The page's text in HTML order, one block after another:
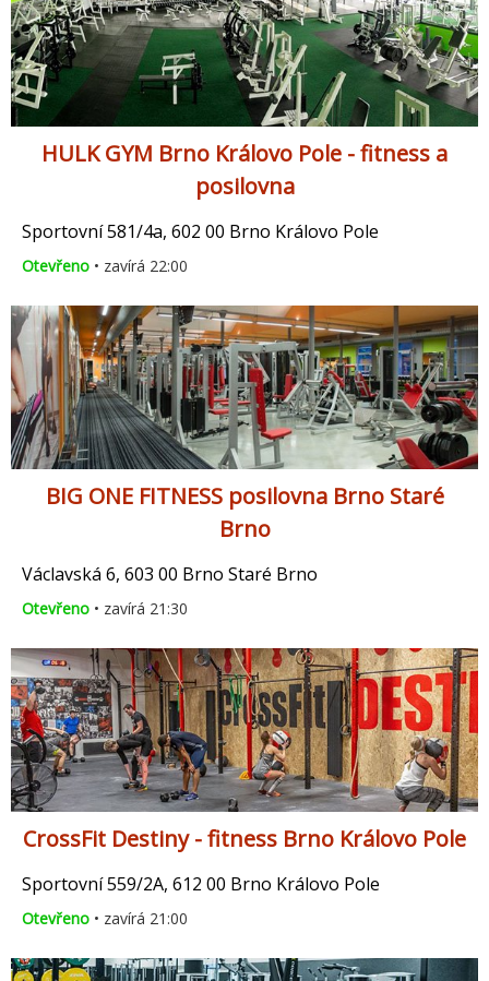
HULK GYM Brno Královo Pole - fitness a
posilovna
Sportovní 581/4a, 602 00 Brno Královo Pole
Otevřeno • zavírá 22:00
BIG ONE FITNESS posilovna Brno Staré
Brno
Václavská 6, 603 00 Brno Staré Brno
Otevřeno • zavírá 21:30
CrossFit Destiny - fitness Brno Královo Pole
Sportovní 559/2A, 612 00 Brno Královo Pole
Otevřeno • zavírá 21:00